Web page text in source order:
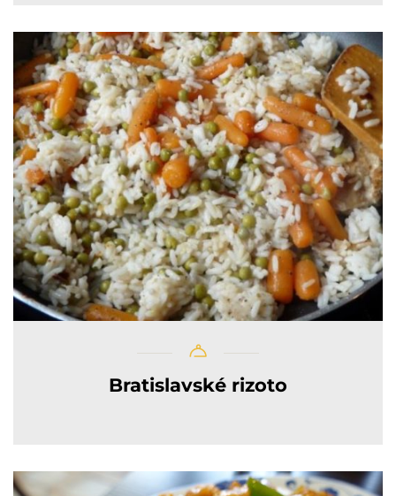
Bratislavské rizoto